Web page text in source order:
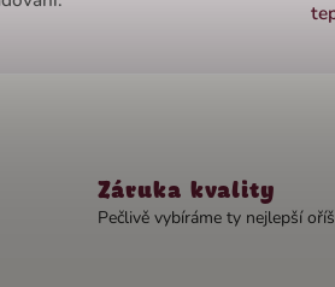
Záruka kvality
Pečlivě vybíráme ty nejlepší